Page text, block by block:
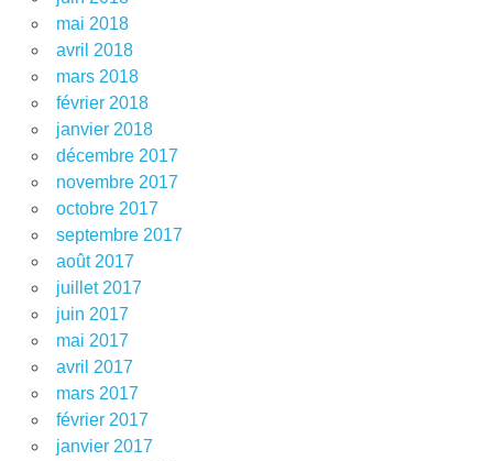
mai 2018
avril 2018
mars 2018
février 2018
janvier 2018
décembre 2017
novembre 2017
octobre 2017
septembre 2017
août 2017
juillet 2017
juin 2017
mai 2017
avril 2017
mars 2017
février 2017
janvier 2017